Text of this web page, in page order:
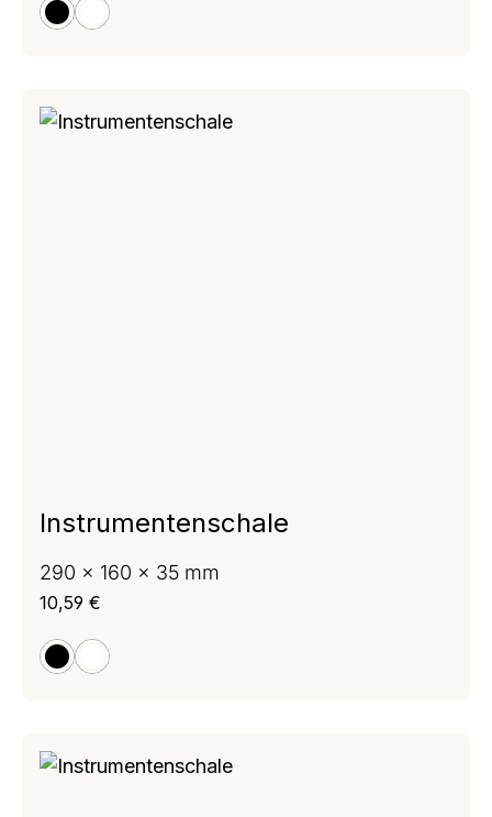
schwarz
weiß
Instrumentenschale
290 x 160 x 35 mm
schwarz
weiß
Regulärer Preis:
10,59 €